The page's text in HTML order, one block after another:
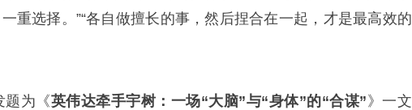
重选择。”“各自做擅长的事，然后捏合在一起，才是最高效的
题为《英伟达牵手宇树：一场“大脑”与“身体”的“合谋” 》一文